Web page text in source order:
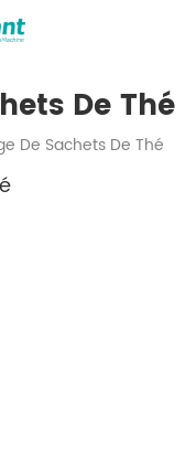
De Thé
De Sachets De Thé